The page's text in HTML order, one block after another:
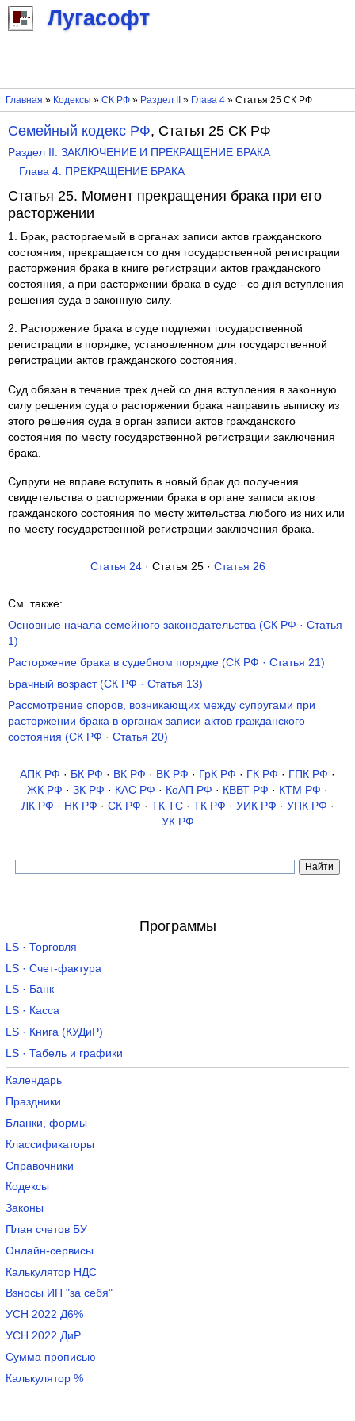
Лугасофт
Главная » Кодексы » СК РФ» Раздел II » Глава 4» Статья 25 СК РФ
Семейный кодекс РФ, Статья 25 СК РФ
Раздел II. ЗАКЛЮЧЕНИЕ И ПРЕКРАЩЕНИЕ БРАКА
Глава 4. ПРЕКРАЩЕНИЕ БРАКА
Статья 25. Момент прекращения брака при его
расторжении
1. Брак, расторгаемый в органах записи актов гражданского
состояния, прекращается со дня государственной регистрации
расторжения брака в книге регистрации актов гражданского
состояния, а при расторжении брака в суде - со дня вступления
решения суда в законную силу.
2. Расторжение брака в суде подлежит государственной
регистрации в порядке, установленном для государственной
регистрации актов гражданского состояния.
Суд обязан в течение трех дней со дня вступления в законную
силу решения суда о расторжении брака направить выписку из
этого решения суда в орган записи актов гражданского
состояния по месту государственной регистрации заключения
брака.
Супруги не вправе вступить в новый брак до получения
свидетельства о расторжении брака в органе записи актов
гражданского состояния по месту жительства любого из них или
по месту государственной регистрации заключения брака.
Статья 24· Статья 25 · Статья 26
См. также:
Основные начала семейного законодательства (СК РФ · Статья
1)
Расторжение брака в судебном порядке (СК РФ · Статья 21)
Брачный возраст (СК РФ · Статья 13)
Рассмотрение споров, возникающих между супругами при
расторжении брака в органах записи актов гражданского
состояния (СК РФ · Статья 20)
АПК РФ · БК РФ · ВК РФ · ВК РФ · ГрК РФ · ГК РФ · ГПК РФ ·
ЖК РФ · ЗК РФ · КАС РФ · КоАП РФ · КВВТ РФ · КТМ РФ ·
ЛК РФ · НК РФ · СК РФ · ТК TC· ТК РФ · УИК РФ · УПК РФ ·
УК РФ
Программы
LS · Торговля
LS · Счет-фактура
LS · Банк
LS · Касса
LS · Книга (КУДиР)
LS · Табель и графики
Календарь
Праздники
Бланки, формы
Классификаторы
Справочники
Кодексы
Законы
План счетов БУ
Онлайн-сервисы
Калькулятор НДС
Взносы ИП "за себя"
УСН 2022 Д6%
УСН 2022 ДиР
Сумма прописью
Калькулятор %